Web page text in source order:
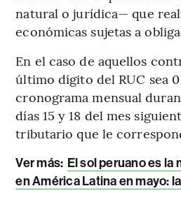
natural o jurídica— que
económicas sujetas a
En el caso de aquellos
último dígito del RUC sea
cronograma mensual
días 15 y 18 del mes
tributario que le
Ver más: El sol peruano es la
en América Latina en mayo: